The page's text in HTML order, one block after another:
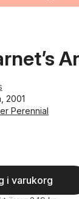
2001
Perennial
Totalt antal röster:
i varukorg